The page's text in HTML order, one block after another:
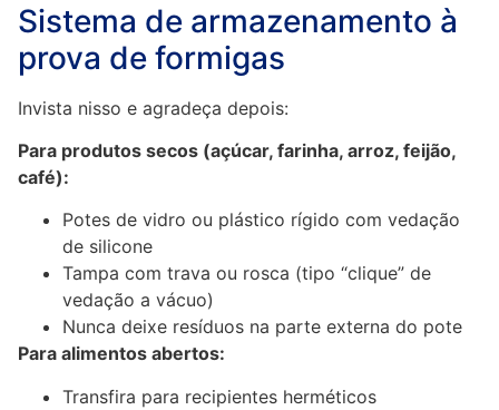
Sistema de armazenamento à
prova de formigas
Invista nisso e agradeça depois:
Para produtos secos (açúcar, farinha, arroz, feijão,
café):
Potes de vidro ou plástico rígido com vedação
de silicone
Tampa com trava ou rosca (tipo “clique” de
vedação a vácuo)
Nunca deixe resíduos na parte externa do pote
Para alimentos abertos:
Transfira para recipientes herméticos